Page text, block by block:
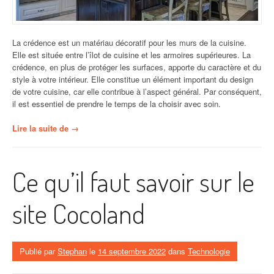
La crédence est un matériau décoratif pour les murs de la cuisine.
Elle est située entre l’îlot de cuisine et les armoires supérieures. La
crédence, en plus de protéger les surfaces, apporte du caractère et du
style à votre intérieur. Elle constitue un élément important du design
de votre cuisine, car elle contribue à l’aspect général. Par conséquent,
il est essentiel de prendre le temps de la choisir avec soin.
Lire la suite de « Crédence
pour
faire
bon
choix »
→
Ce qu’il faut savoir sur le
site Cocoland
Publié parStephan le 14 septembre 2022 dans Technologie